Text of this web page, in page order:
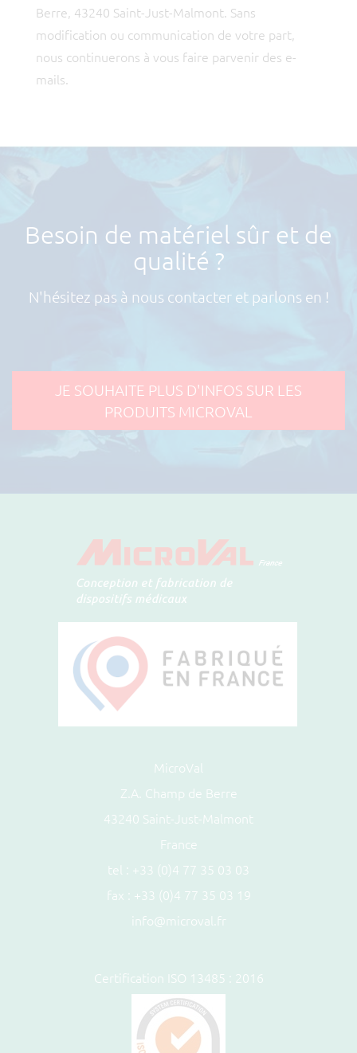
Berre, 43240 Saint-Just-Malmont. Sans
modification ou communication de votre part,
nous continuerons à vous faire parvenir des e-
mails.
Besoin de matériel sûr et de
qualité ?
N'hésitez pas à nous contacter et parlons en !
JE SOUHAITE PLUS D'INFOS SUR LES
PRODUITS MICROVAL
MicroVal
Z.A. Champ de Berre
43240 Saint-Just-Malmont
France
tel : +33 (0)4 77 35 03 03
fax : +33 (0)4 77 35 03 19
info@microval.fr
Certification ISO 13485 : 2016